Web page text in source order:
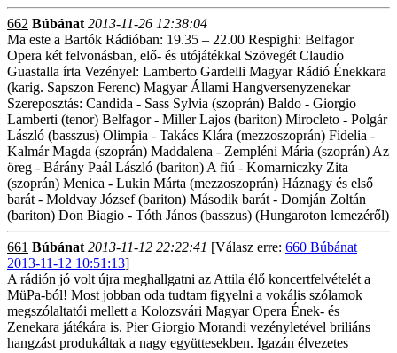
662 Búbánat 2013-11-26 12:38:04
Ma este a Bartók Rádióban: 19.35 – 22.00 Respighi: Belfagor
Opera két felvonásban, elő- és utójátékkal Szövegét Claudio
Guastalla írta Vezényel: Lamberto Gardelli Magyar Rádió Énekkara
(karig. Sapszon Ferenc) Magyar Állami Hangversenyzenekar
Szereposztás: Candida - Sass Sylvia (szoprán) Baldo - Giorgio
Lamberti (tenor) Belfagor - Miller Lajos (bariton) Mirocleto - Polgár
László (basszus) Olimpia - Takács Klára (mezzoszoprán) Fidelia -
Kalmár Magda (szoprán) Maddalena - Zempléni Mária (szoprán) Az
öreg - Bárány Paál László (bariton) A fiú - Komarniczky Zita
(szoprán) Menica - Lukin Márta (mezzoszoprán) Háznagy és első
barát - Moldvay József (bariton) Második barát - Domján Zoltán
(bariton) Don Biagio - Tóth János (basszus) (Hungaroton lemezéről)
661 Búbánat 2013-11-12 22:22:41 [Válasz erre: 660 Búbánat
2013-11-12 10:51:13]
A rádión jó volt újra meghallgatni az Attila élő koncertfelvételét a
MüPa-ból! Most jobban oda tudtam figyelni a vokális szólamok
megszólaltatói mellett a Kolozsvári Magyar Opera Ének- és
Zenekara játékára is. Pier Giorgio Morandi vezényletével briliáns
hangzást produkáltak a nagy együttesekben. Igazán élvezetes